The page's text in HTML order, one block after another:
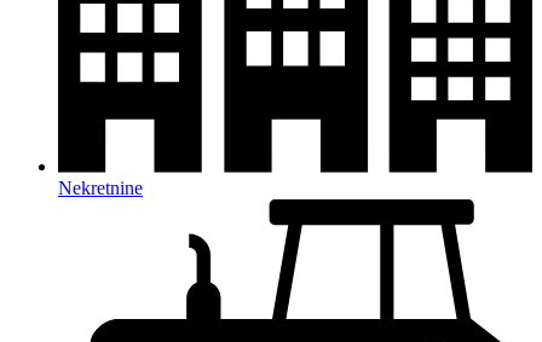
Nekretnine